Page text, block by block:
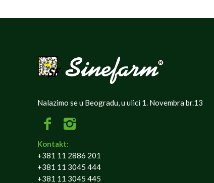
Nalazimo se u Beogradu, u ulici 1. Novembra br.13
Kontakt:
+381 11 2886 201
+381 11 3045 444
+381 11 3045 445